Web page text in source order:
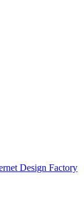
Design Factory